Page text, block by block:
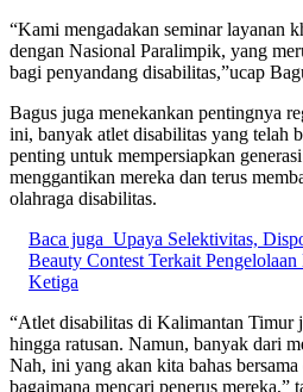
“Kami mengadakan seminar layanan
dengan Nasional Paralimpik, yang
bagi penyandang disabilitas,”ucap
Bagus juga menekankan pentingnya
ini, banyak atlet disabilitas yang telah
penting untuk mempersiapkan
menggantikan mereka dan terus
olahraga disabilitas.
Baca juga Upaya Selektivitas,
Beauty Contest Terkait
Ketiga
“Atlet disabilitas di Kalimantan Timur
hingga ratusan. Namun, banyak dari
Nah, ini yang akan kita bahas
bagaimana mencari penerus mereka,”